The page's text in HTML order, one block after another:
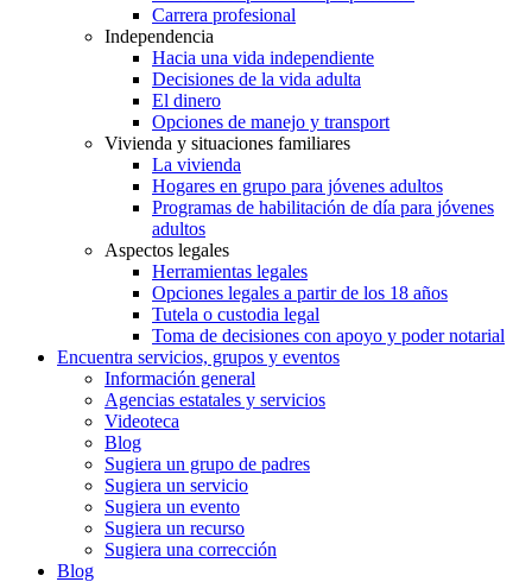
Carrera profesional
Independencia
Hacia una vida independiente
Decisiones de la vida adulta
El dinero
Opciones de manejo y transport
Vivienda y situaciones familiares
La vivienda
Hogares en grupo para jóvenes adultos
Programas de habilitación de día para jóvenes
adultos
Aspectos legales
Herramientas legales
Opciones legales a partir de los 18 años
Tutela o custodia legal
Toma de decisiones con apoyo y poder notarial
Encuentra servicios, grupos y eventos
Información general
Agencias estatales y servicios
Videoteca
Blog
Sugiera un grupo de padres
Sugiera un servicio
Sugiera un evento
Sugiera un recurso
Sugiera una corrección
Blog